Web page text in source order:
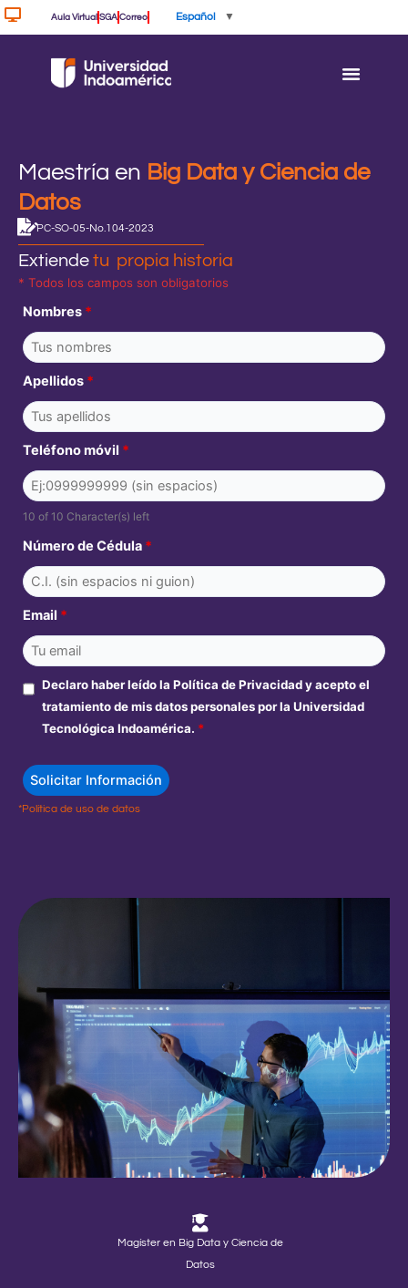
Ir
al
Aula Virtual SGA Correo Español ▼
Maestría en Big Data y Ciencia de
Datos
PC-SO-05-No.104-2023
Extiende tu propia historia
* Todos los campos son obligatorios
Nombres *
Apellidos *
Teléfono móvil *
10 of 10 Character(s) left
Número de Cédula *
Email *
Declaro haber leído la Política de Privacidad y acepto el
tratamiento de mis datos personales por la Universidad
Tecnológica Indoamérica. *
*Política de uso de datos
Magíster en Big Data y Ciencia de
Datos